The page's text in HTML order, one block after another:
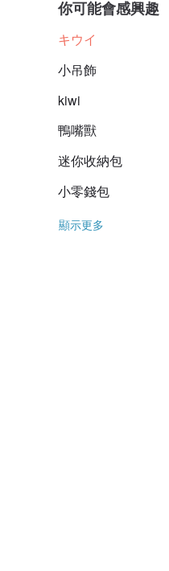
你可能會感興趣
キウイ
小吊飾
kiwi
鴨嘴獸
迷你收納包
小零錢包
顯示更多